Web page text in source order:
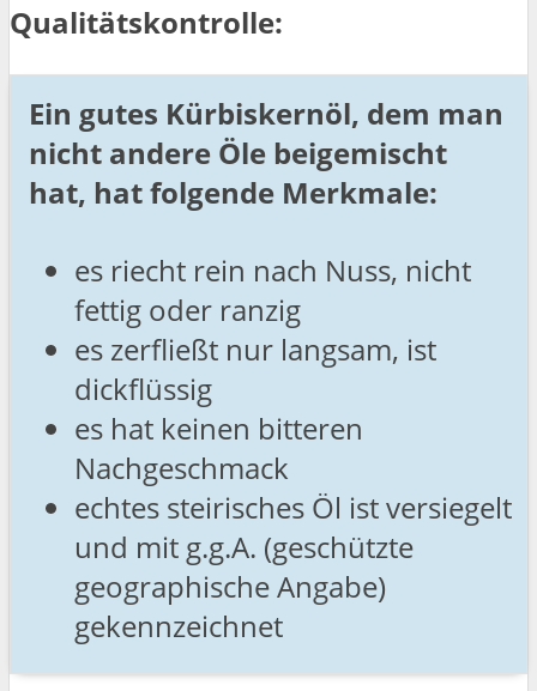
Qualitätskontrolle:
Ein gutes Kürbiskernöl, dem man
nicht andere Öle beigemischt
hat, hat folgende Merkmale:
es riecht rein nach Nuss, nicht
fettig oder ranzig
es zerfließt nur langsam, ist
dickflüssig
es hat keinen bitteren
Nachgeschmack
echtes steirisches Öl ist versiegelt
und mit g.g.A. (geschützte
geographische Angabe)
gekennzeichnet